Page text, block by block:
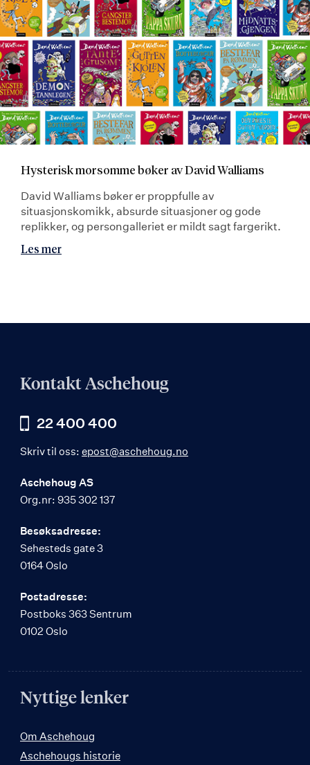
Hysterisk morsomme bøker av David Walliams
David Walliams bøker er proppfulle av
situasjonskomikk, absurde situasjoner og gode
replikker, og persongalleriet er mildt sagt fargerikt.
Les mer
Kontakt Aschehoug
22 400 400
Skriv til oss: epost@aschehoug.no
Aschehoug AS
Org.nr: 935 302 137
Besøksadresse:
Sehesteds gate 3
0164 Oslo
Postadresse:
Postboks 363 Sentrum
0102 Oslo
Nyttige lenker
Om Aschehoug
Aschehougs historie